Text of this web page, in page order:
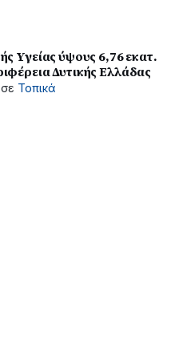
Υγείας ύψους 6,76 εκατ.
ευρώ από την Περιφέρεια Δυτικής Ελλάδας
σε Τοπικά